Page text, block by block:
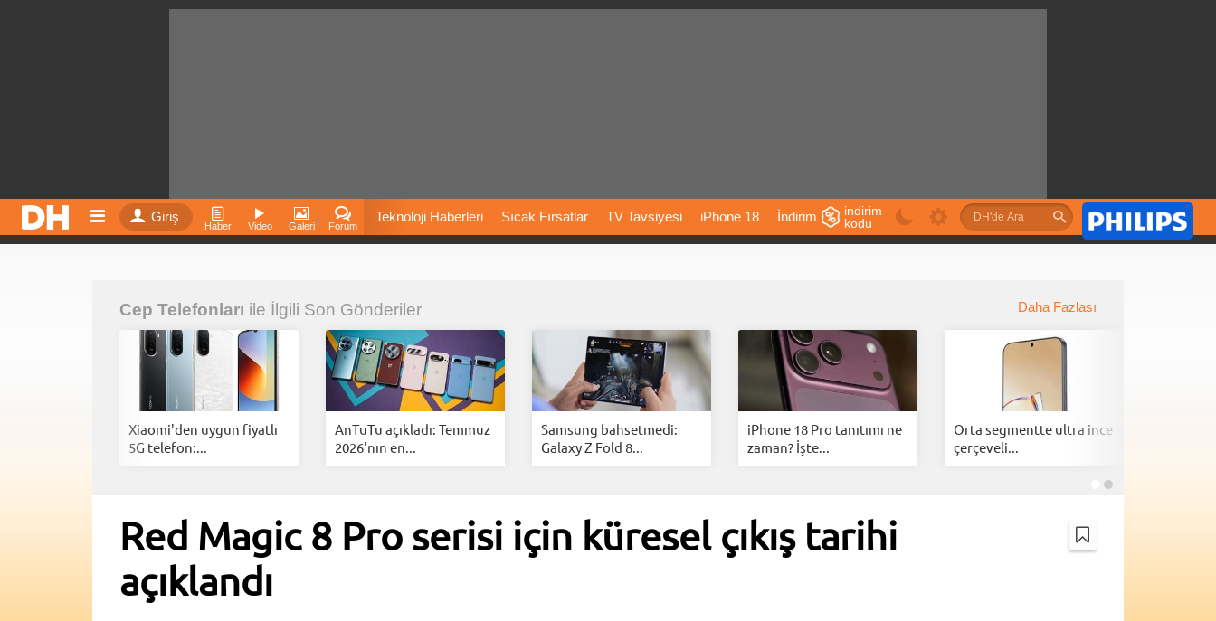
Giriş
Haber Video Galeri Forum
Teknoloji Haberleri Sıcak Fırsatlar TV Tavsiyesi iPhone 18 İndirim
Fiyatları
İnstagram Dondurma İnstagram Çöktü Mü
indirim
kodu
Cep Telefonları ile İlgili Son Gönderiler Daha Fazlası
Xiaomi'den uygun fiyatlı
5G telefon:...
AnTuTu açıkladı: Temmuz
2026'nın en...
Samsung bahsetmedi:
Galaxy Z Fold 8...
iPhone 18 Pro tanıtımı ne
zaman? İşte...
Orta segmentte ultra ince
çerçeveli...
Red Magic 8 Pro serisi için küresel çıkış tarihi
açıklandı